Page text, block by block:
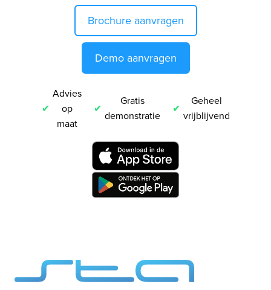
Brochure aanvragen
Demo aanvragen
Advies
op
maat
Gratis
demonstratie
Geheel
vrijblijvend